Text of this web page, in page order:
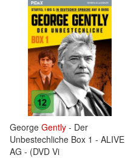
George Gently - Der
Unbestechliche Box 1 - ALIVE
AG - (DVD Vi